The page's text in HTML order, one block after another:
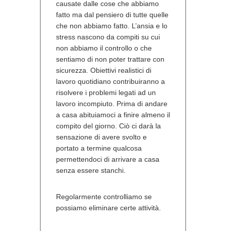
causate dalle cose che abbiamo
fatto ma dal pensiero di tutte quelle
che non abbiamo fatto. L’ansia e lo
stress nascono da compiti su cui
non abbiamo il controllo o che
sentiamo di non poter trattare con
sicurezza. Obiettivi realistici di
lavoro quotidiano contribuiranno a
risolvere i problemi legati ad un
lavoro incompiuto. Prima di andare
a casa abituiamoci a finire almeno il
compito del giorno. Ciò ci darà la
sensazione di avere svolto e
portato a termine qualcosa
permettendoci di arrivare a casa
senza essere stanchi.
Regolarmente controlliamo se
possiamo eliminare certe attività.